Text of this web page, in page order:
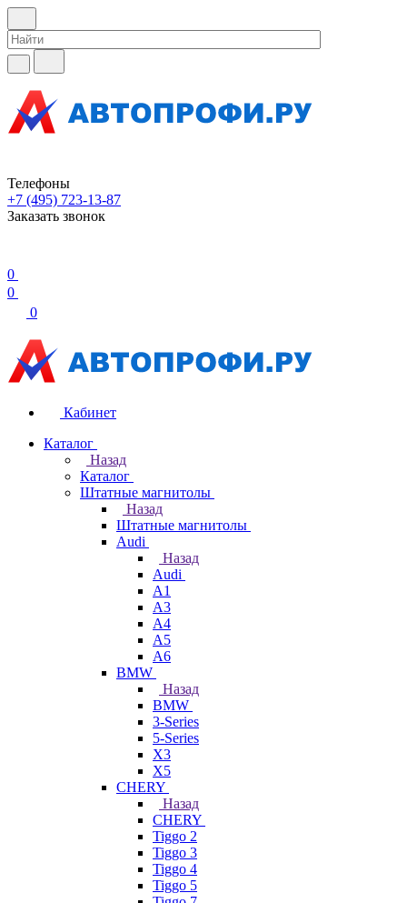
Телефоны
+7 (495) 723-13-87
Заказать звонок
0
0
0
Кабинет
Каталог
Назад
Каталог
Штатные магнитолы
Назад
Штатные магнитолы
Audi
Назад
Audi
A1
A3
A4
A5
A6
BMW
Назад
BMW
3-Series
5-Series
X3
X5
CHERY
Назад
CHERY
Tiggo 2
Tiggo 3
Tiggo 4
Tiggo 5